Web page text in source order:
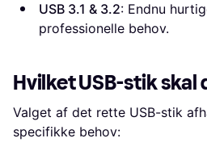
USB 3.1 & 3.2: Endnu
professionelle behov.
Hvilket USB-stik skal
Valget af det rette USB-stik
specifikke behov: